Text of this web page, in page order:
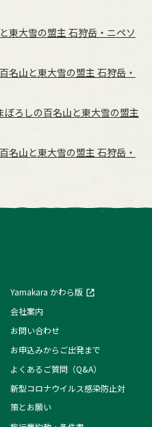
東大雪の盟主 石狩岳・ニペソ
名山と東大雪の盟主 石狩岳・
ぼろしの百名山と東大雪の盟主
名山と東大雪の盟主 石狩岳・
Yamakara かわら版
会社案内
お問い合わせ
お申込みからご出発まで
よくあるご質問（Q&A）
新型コロナウイルス感染防止対
策とお願い